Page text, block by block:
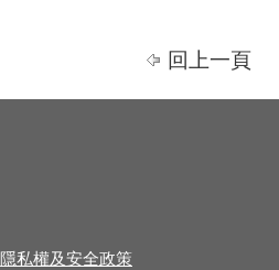
回上一頁
隱私權及安全政策